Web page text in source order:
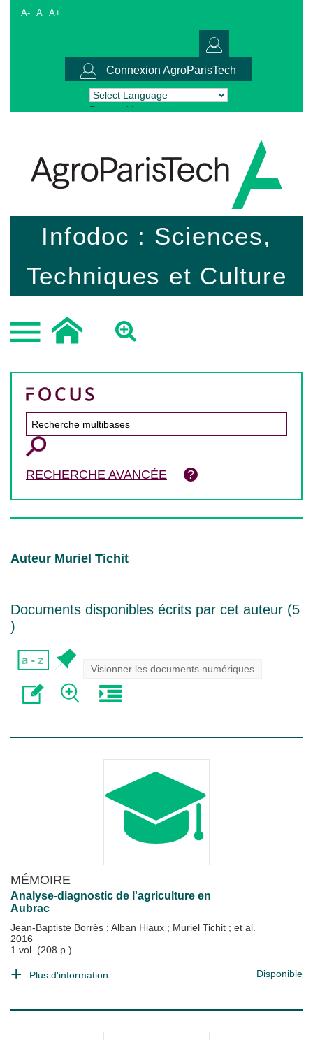
A- A A+
Connexion AgroParisTech
Powered by Translate
Infodoc : Sciences,
Techniques et Culture
RECHERCHE AVANCÉE
Auteur Muriel Tichit
Documents disponibles écrits par cet auteur (5
)
Visionner les documents numériques
MÉMOIRE
Analyse-diagnostic de l'agriculture en
Aubrac
Jean-Baptiste Borrès ; Alban Hiaux ; Muriel Tichit ; et al.
2016
1 vol. (208 p.)
Plus d'information... Disponible